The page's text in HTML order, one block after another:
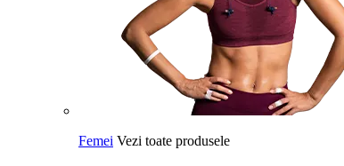
Femei Vezi toate produsele